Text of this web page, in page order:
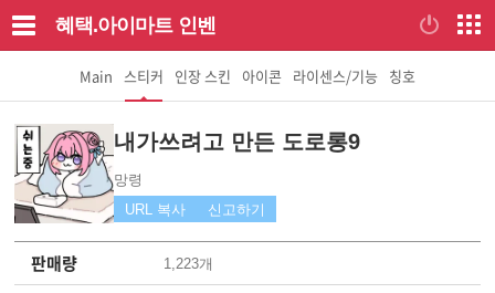
혜택.아이마트 인벤
Main 스티커 인장 스킨 아이콘 라이센스/기능 칭호
내가쓰려고 만든 도로롱9
망령
URL 복사
신고하기
판매량 1,223개